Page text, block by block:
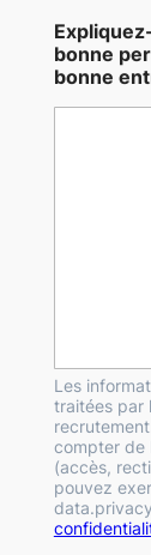
z
-
n
bonne
bonne
Les
traitées par
compter de
(accès,
pouvez